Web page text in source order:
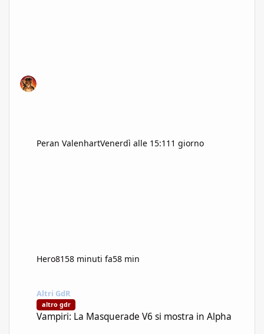
Peran ValenhartVenerdì alle 15:11 1 giorno
Hero8158 minuti fa58 min
Altri GdR
altro gdr
Vampiri: La Masquerade V6 si mostra in Alpha